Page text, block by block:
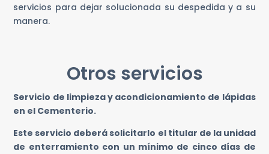
servicios para dejar solucionada su despedida y a su
manera.
Otros servicios
Servicio de limpieza y acondicionamiento de lápidas
en el Cementerio.
Este servicio deberá solicitarlo el titular de la unidad
de enterramiento con un mínimo de cinco días de